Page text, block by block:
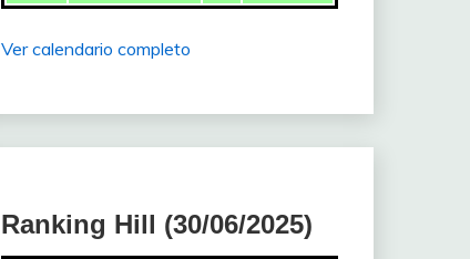
Ver calendario completo
Ranking Hill (30/06/2025)